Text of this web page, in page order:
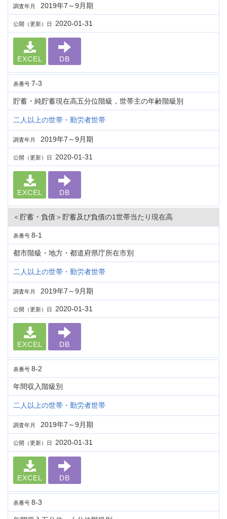
調査年月 2019年7～9月期
公開（更新）日 2020-01-31
EXCEL DB
表番号 7-3
貯蓄・純貯蓄現在高五分位階級，世帯主の年齢階級別
二人以上の世帯・勤労者世帯
調査年月 2019年7～9月期
公開（更新）日 2020-01-31
EXCEL DB
＜貯蓄・負債＞貯蓄及び負債の1世帯当たり現在高
表番号 8-1
都市階級・地方・都道府県庁所在市別
二人以上の世帯・勤労者世帯
調査年月 2019年7～9月期
公開（更新）日 2020-01-31
EXCEL DB
表番号 8-2
年間収入階級別
二人以上の世帯・勤労者世帯
調査年月 2019年7～9月期
公開（更新）日 2020-01-31
EXCEL DB
表番号 8-3